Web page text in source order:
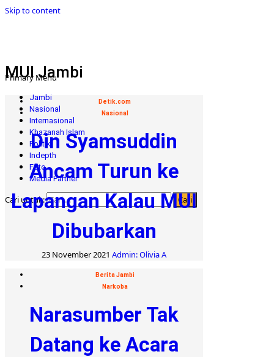
Skip to content
Primary Menu
Jambi
Nasional
Internasional
Khazanah Islam
Politik
Indepth
Foto
Media Partner
Cari untuk:
MUI Jambi
Detik.com
Nasional
Din Syamsuddin
Ancam Turun ke
Lapangan Kalau MUI
Dibubarkan
23 November 2021 Admin: Olivia A
Berita Jambi
Narkoba
Narasumber Tak
Datang ke Acara